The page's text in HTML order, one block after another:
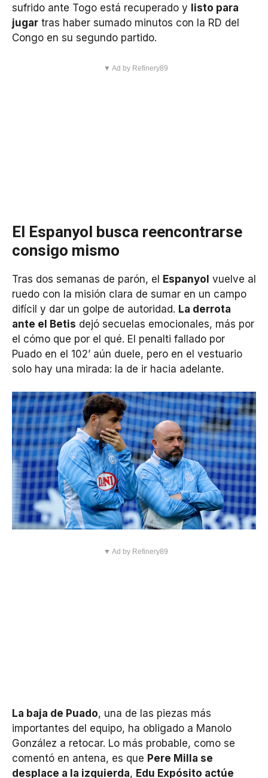
sufrido ante Togo está recuperado y listo para
jugar tras haber sumado minutos con la RD del
Congo en su segundo partido.
▼ Ad by Refinery89
El Espanyol busca reencontrarse
consigo mismo
Tras dos semanas de parón, el Espanyol vuelve al
ruedo con la misión clara de sumar en un campo
difícil y dar un golpe de autoridad. La derrota
ante el Betis dejó secuelas emocionales, más por
el cómo que por el qué. El penalti fallado por
Puado en el 102’ aún duele, pero en el vestuario
solo hay una mirada: la de ir hacia adelante.
▼ Ad by Refinery89
La baja de Puado, una de las piezas más
importantes del equipo, ha obligado a Manolo
González a retocar. Lo más probable, como se
comentó en antena, es que Pere Milla se
desplace a la izquierda, Edu Expósito actúe